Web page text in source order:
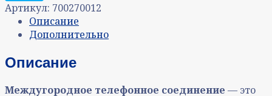
Артикул: 700270012
Описание
Дополнительно
Описание
Междугородное телефонное соединение — это